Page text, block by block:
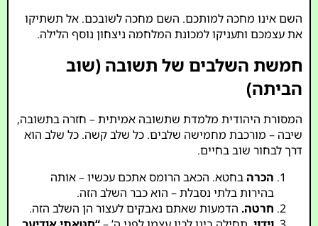
השם אינו מחכה למותכם. השם מחכה לשובכם. אל תשתיקו
את עצמכם ותעניקו למכונת המלחמה ניצחון נוסף הלילה.
חמשת השלבים של תשובה (שוב
הביתה)
המסורת היהודית מלמדת שתשובה אמיתית – חזרה בתשובה,
שיבה – מורכבת מחמישה שלבים. כל שלב קשה. כל שלב הוא
דרך לבחור שוב בחיים.
הכרה בחטא. הכאב הרומס אתכם עכשיו – אותה
בהירות בלתי נסבלת – הוא כבר השלב הזה.
חרטה. הדמעות שאתם נאבקים לעצור הן השלב הזה.